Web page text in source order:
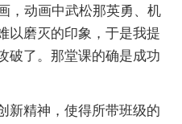
，动画中武松那英勇、机
以磨灭的印象，于是我提
破了。那堂课的确是成功
精神，使得所带班级的